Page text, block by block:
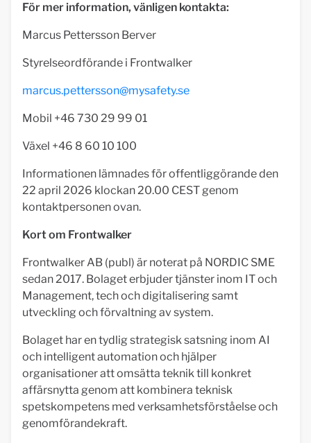
För mer information, vänligen kontakta:
Marcus Pettersson Berver
Styrelseordförande i Frontwalker
marcus.pettersson@mysafety.se
Mobil +46 730 29 99 01
Växel +46 8 60 10 100
Informationen lämnades för offentliggörande den
22 april 2026 klockan 20.00 CEST genom
kontaktpersonen ovan.
Kort om Frontwalker
Frontwalker AB (publ) är noterat på NORDIC SME
sedan 2017. Bolaget erbjuder tjänster inom IT och
Management, tech och digitalisering samt
utveckling och förvaltning av system.
Bolaget har en tydlig strategisk satsning inom AI
och intelligent automation och hjälper
organisationer att omsätta teknik till konkret
affärsnytta genom att kombinera teknisk
spetskompetens med verksamhetsförståelse och
genomförandekraft.